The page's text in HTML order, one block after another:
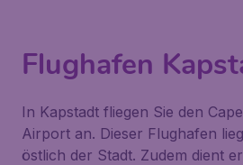
Flughafen
In Kapstadt fliegen Sie den
Airport an. Dieser Flughafen
östlich der Stadt. Zudem dient